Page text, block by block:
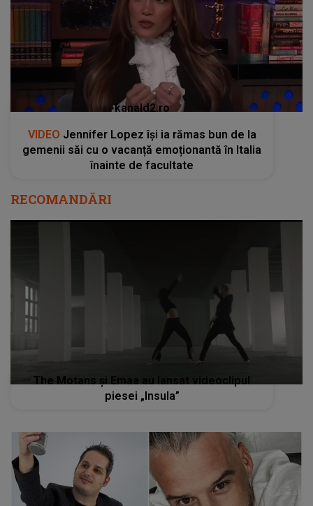
kanald2.ro
VIDEO Jennifer Lopez își ia rămas bun de la
gemenii săi cu o vacanță emoționantă în Italia
înainte de facultate
RECOMANDĂRI
The Motans și Emaa au lansat videoclipul
piesei „Insula”